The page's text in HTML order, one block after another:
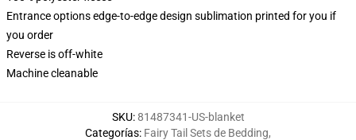
Entrance options edge-to-edge design sublimation printed for you if
you order
Reverse is off-white
Machine cleanable
SKU:81487341-US-blanket
Categorías: Fairy Tail Sets de Bedding,